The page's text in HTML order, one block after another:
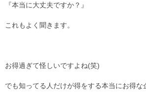
『本当に大丈夫ですか？』
これもよく聞きます。
お得過ぎて怪しいですよね(笑)
でも知ってる人だけが得をする本当にお得な